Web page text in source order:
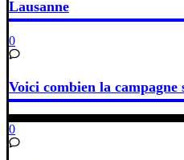
Lausanne
0
Voici combien la
0